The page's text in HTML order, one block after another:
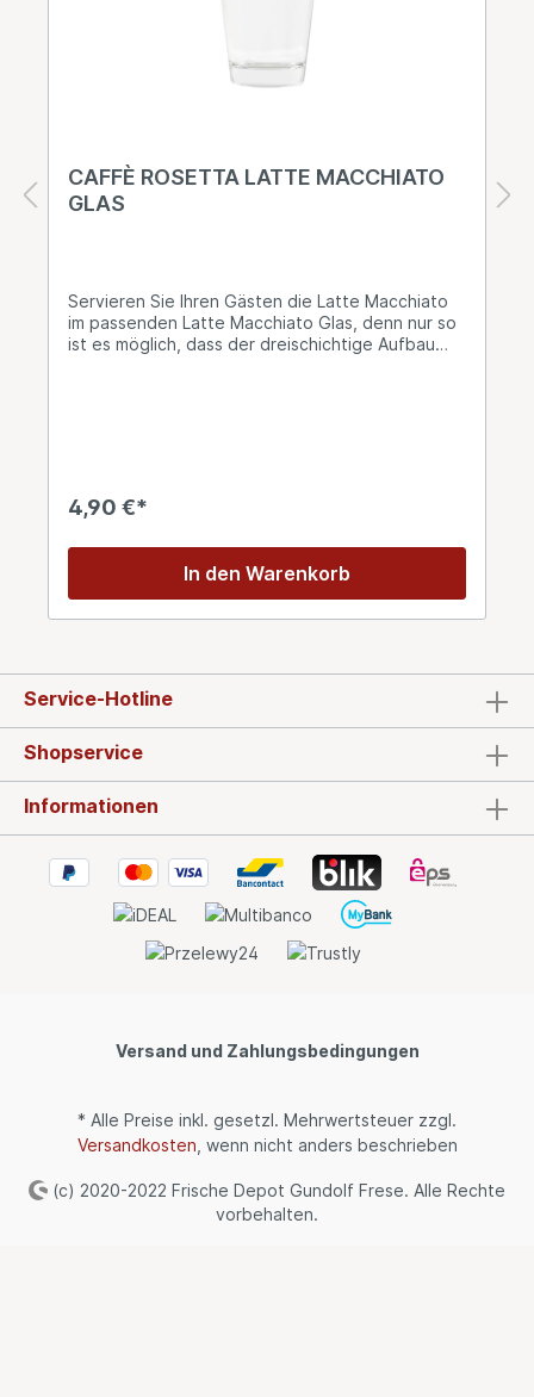
CAFFÈ ROSETTA LATTE MACCHIATO
GLAS
Servieren Sie Ihren Gästen die Latte Macchiato
im passenden Latte Macchiato Glas, denn nur so
ist es möglich, dass der dreischichtige Aufbau
4,90 €*
In den Warenkorb
Service-Hotline
Shopservice
Informationen
Versand und Zahlungsbedingungen
* Alle Preise inkl. gesetzl. Mehrwertsteuer zzgl.
Versandkosten , wenn nicht anders beschrieben
(c) 2020-2022 Frische Depot Gundolf Frese. Alle Rechte
vorbehalten.